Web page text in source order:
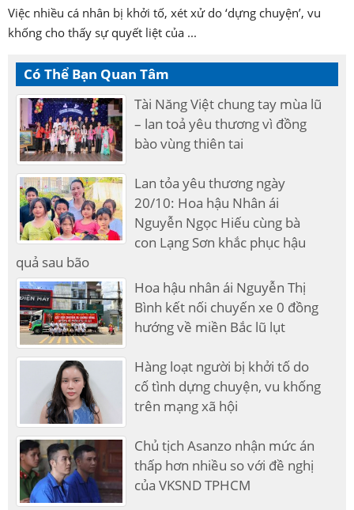
Việc nhiều cá nhân bị khởi tố, xét xử do ‘dựng chuyện’, vu
khống cho thấy sự quyết liệt của ...
Có Thể Bạn Quan Tâm
Tài Năng Việt chung tay mùa lũ
– lan toả yêu thương vì đồng
bào vùng thiên tai
Lan tỏa yêu thương ngày
20/10: Hoa hậu Nhân ái
Nguyễn Ngọc Hiếu cùng bà
con Lạng Sơn khắc phục hậu
quả sau bão
Hoa hậu nhân ái Nguyễn Thị
Bình kết nối chuyến xe 0 đồng
hướng về miền Bắc lũ lụt
Hàng loạt người bị khởi tố do
cố tình dựng chuyện, vu khống
trên mạng xã hội
Chủ tịch Asanzo nhận mức án
thấp hơn nhiều so với đề nghị
của VKSND TPHCM